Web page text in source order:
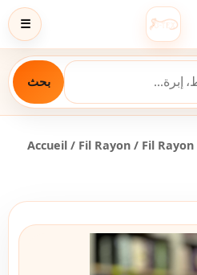
☰
بحث
Accueil / Fil Rayon / Fil Rayon